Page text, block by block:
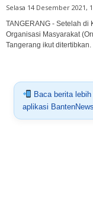
Selasa 14 Desember 2021,
TANGERANG - Setelah di
Organisasi Masyarakat
Tangerang ikut ditertibkan.
Baca berita
aplikasi